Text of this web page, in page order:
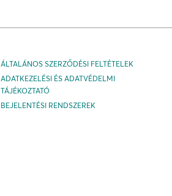
ÁLTALÁNOS SZERZŐDÉSI FELTÉTELEK
ADATKEZELÉSI ÉS ADATVÉDELMI
TÁJÉKOZTATÓ
BEJELENTÉSI RENDSZEREK